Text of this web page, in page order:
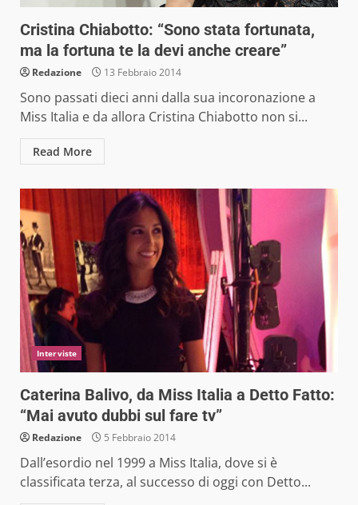
Cristina Chiabotto: “Sono stata fortunata,
ma la fortuna te la devi anche creare”
Redazione 13 Febbraio 2014
Sono passati dieci anni dalla sua incoronazione a
Miss Italia e da allora Cristina Chiabotto non si...
Read More
Interviste
Caterina Balivo, da Miss Italia a Detto Fatto:
“Mai avuto dubbi sul fare tv”
Redazione 5 Febbraio 2014
Dall’esordio nel 1999 a Miss Italia, dove si è
classificata terza, al successo di oggi con Detto...